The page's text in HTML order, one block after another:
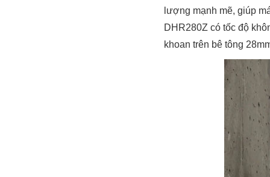
lượng mạnh mẽ, giúp
DHR280Z có tốc độ
khoan trên bê tông